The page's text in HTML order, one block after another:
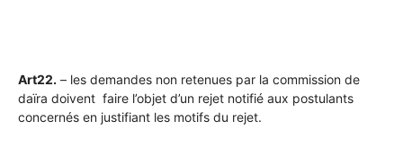
Art22. – les demandes non retenues par la commission de
daïra doivent faire l’objet d’un rejet notifié aux postulants
concernés en justifiant les motifs du rejet.